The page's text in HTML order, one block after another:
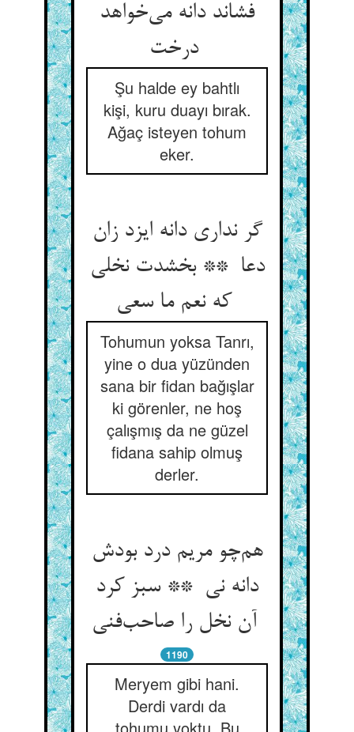
فشاند دانه می‌خواهد
درخت
Şu halde ey bahtlı
kişi, kuru duayı bırak.
Ağaç isteyen tohum
eker.
گر نداری دانه ایزد زان
دعا ** بخشدت نخلی
Tohumun yoksa Tanrı,
yine o dua yüzünden
sana bir fidan bağışlar
ki görenler, ne hoş
çalışmış da ne güzel
fidana sahip olmuş
derler.
هم‌چو مریم درد بودش
دانه نی ** سبز کرد
1190
Meryem gibi hani.
Derdi vardı da